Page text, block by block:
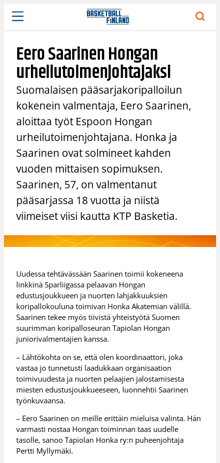
Siirry
sisältöön
Eero Saarinen Hongan
urheilutoimenjohtajaksi
Suomalaisen pääsarjakoripalloilun
kokenein valmentaja, Eero Saarinen,
aloittaa työt Espoon Hongan
urheilutoimenjohtajana. Honka ja
Saarinen ovat solmineet kahden
vuoden mittaisen sopimuksen.
Saarinen, 57, on valmentanut
pääsarjassa 18 vuotta ja niistä
viimeiset viisi kautta KTP Basketia.
Uudessa tehtävässään Saarinen toimii kokeneena
linkkinä Sparliigassa pelaavan Hongan
edustusjoukkueen ja nuorten lahjakkuuksien
koripallokouluna toimivan Honka Akatemian välillä.
Saarinen tekee myös tiivistä yhteistyötä Suomen
suurimman koripalloseuran Tapiolan Hongan
juniorivalmentajien kanssa.
– Lähtökohta on se, että olen koordinaattori, joka
vastaa jo tunnetusti laadukkaan organisaation
toimivuudesta ja nuorten pelaajien jalostamisesta
miesten edustusjoukkueeseen, luonnehtii Saarinen
työnkuvaansa.
– Eero Saarinen on meille erittäin mieluisa valinta. Hän
varmasti nostaa Hongan toiminnan taas uudelle
tasolle, sanoo Tapiolan Honka ry:n puheenjohtaja
Pertti Myllymäki.